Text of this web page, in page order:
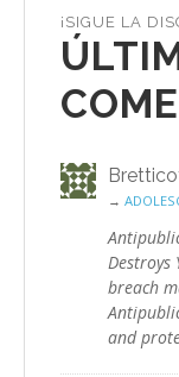
¡SIGUE LA
→
breach
and